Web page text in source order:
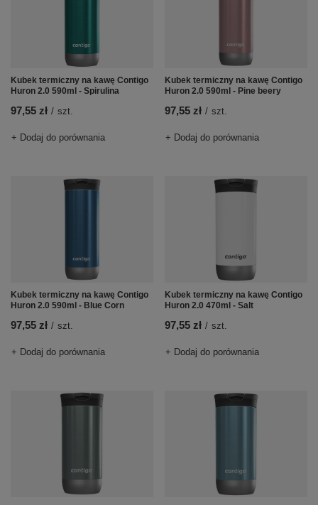
Kubek termiczny na kawę Contigo
Huron 2.0 590ml - Spirulina
97,55 zł / szt.
+ Dodaj do porównania
Kubek termiczny na kawę Contigo
Huron 2.0 590ml - Pine beery
97,55 zł / szt.
+ Dodaj do porównania
Kubek termiczny na kawę Contigo
Huron 2.0 590ml - Blue Corn
97,55 zł / szt.
+ Dodaj do porównania
Kubek termiczny na kawę Contigo
Huron 2.0 470ml - Salt
97,55 zł / szt.
+ Dodaj do porównania